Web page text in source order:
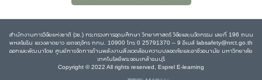
สำนักงานการวิจัยแห่งชาติ (วช.) กระทรวงการอุดมศึกษา วิทยาศาสตร์ วิจัยและนวัตกรรม เลขที่ 196 ถนน
พหลโยธิน แขวงลาดยาว เขตจตุจักร กทม. 10900 โทร 0 25791370 – 9 อีเมล์ labsafety@nrct.go.th
ออกและพัฒนาโดย ศูนย์การจัดการด้านพลังงานสิ่งแวดล้อมความปลอดภัยและอาชีวอนามัย มหาวิทยาลัย
เทคโนโลยีพระจอมเกล้าธนบุรี
Copyright © 2022 All rights reserved, Esprel E-learning